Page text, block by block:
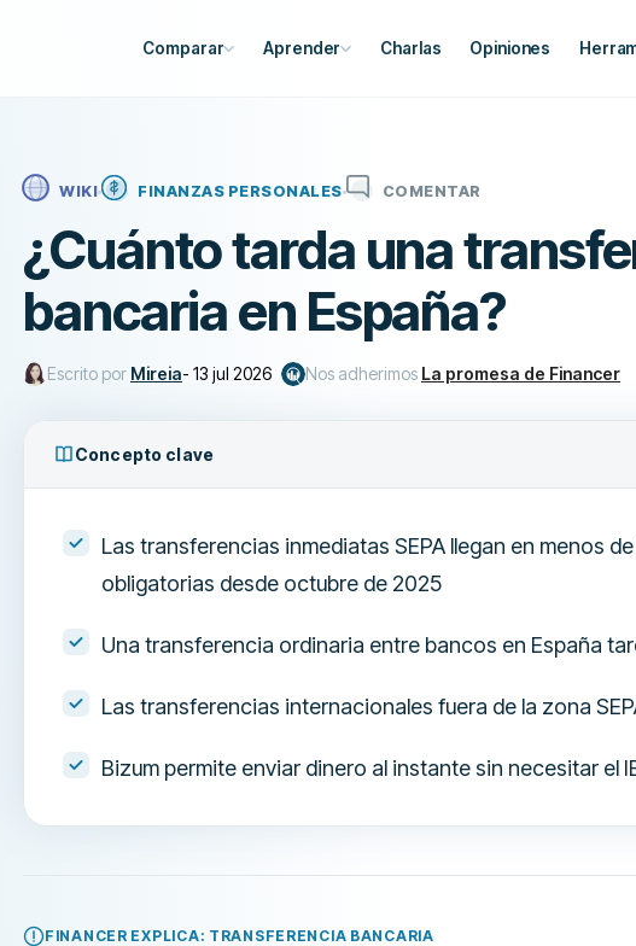
Comparar Aprender Charlas Opiniones
WIKI FINANZAS PERSONALES COMENTAR
¿Cuánto tarda una
bancaria en España?
Escrito por Mireia- 13 jul 2026 Nos adherimos La promesa de Financer
Concepto clave
Las transferencias inmediatas SEPA llegan en menos
obligatorias desde octubre de 2025
Una transferencia ordinaria entre bancos en España
Las transferencias internacionales fuera de la zona
Bizum permite enviar dinero al instante sin necesitar el
FINANCER EXPLICA: TRANSFERENCIA BANCARIA